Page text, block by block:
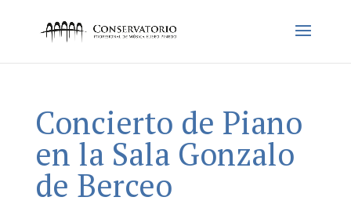
Concierto de Piano
en la Sala Gonzalo
de Berceo